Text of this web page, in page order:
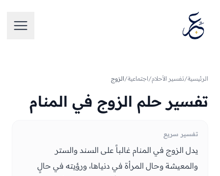
فتح
الرئيسية/تفسير الأحلام/اجتماعية/الزوج
تفسير حلم الزوج في المنام
تفسير سريع
يدل الزوج في المنام غالباً على السند والستر
والمعيشة وحال المرأة في دنياها، ورؤيته في حالٍ